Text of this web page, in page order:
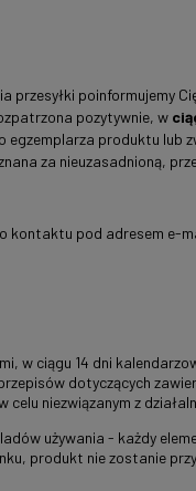
przesyłki poinformujemy
pozytywnie, w
egzemplarza produktu lub
za nieuzasadnioną,
kontaktu pod adresem e-
w ciągu 14 dni
dotyczących
celu niezwiązanym z
używania - każdy
produkt nie zostanie